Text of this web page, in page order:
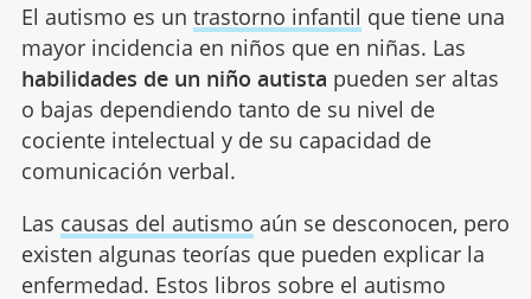
El autismo es un trastorno infantil que tiene una
mayor incidencia en niños que en niñas. Las
habilidades de un niño autista pueden ser altas
o bajas dependiendo tanto de su nivel de
cociente intelectual y de su capacidad de
comunicación verbal.
Las causas del autismo aún se desconocen, pero
existen algunas teorías que pueden explicar la
enfermedad. Estos libros sobre el autismo